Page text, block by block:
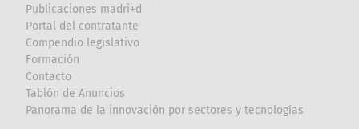
Publicaciones madri+d
Portal del contratante
Compendio legislativo
Formación
Contacto
Tablón de Anuncios
Panorama de la innovación por sectores y tecnologías